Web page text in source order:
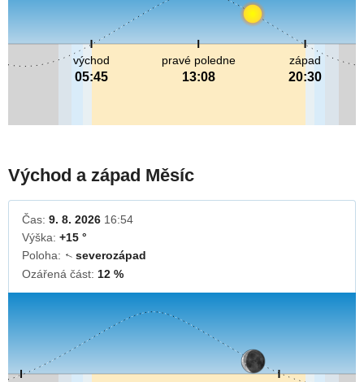
pravé poledne
13:08
východ
05:45
západ
20:30
Východ a západ Měsíc
Čas: 9. 8. 2026 16:54
Výška: +15 °
Poloha: ↓severozápad
Ozářená část: 12 %